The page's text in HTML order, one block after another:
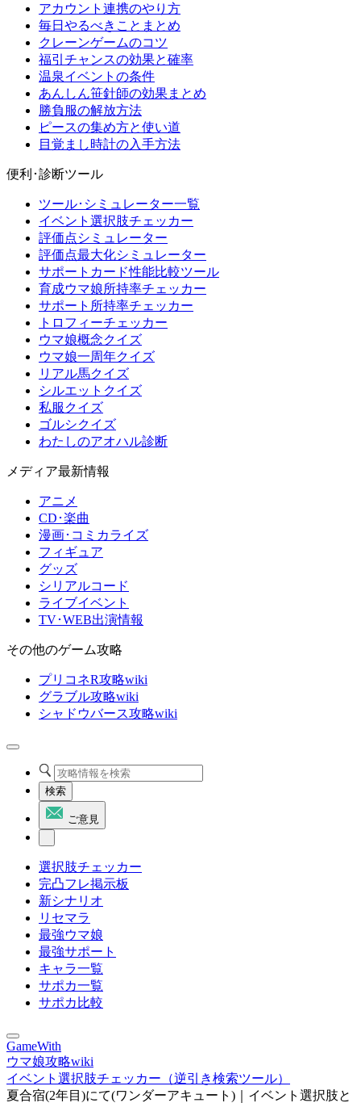
アカウント連携のやり方
毎日やるべきことまとめ
クレーンゲームのコツ
福引チャンスの効果と確率
温泉イベントの条件
あんしん笹針師の効果まとめ
勝負服の解放方法
ピースの集め方と使い道
目覚まし時計の入手方法
便利･診断ツール
ツール･シミュレーター一覧
イベント選択肢チェッカー
評価点シミュレーター
評価点最大化シミュレーター
サポートカード性能比較ツール
育成ウマ娘所持率チェッカー
サポート所持率チェッカー
トロフィーチェッカー
ウマ娘概念クイズ
ウマ娘一周年クイズ
リアル馬クイズ
シルエットクイズ
私服クイズ
ゴルシクイズ
わたしのアオハル診断
メディア最新情報
アニメ
CD･楽曲
漫画･コミカライズ
フィギュア
グッズ
シリアルコード
ライブイベント
TV･WEB出演情報
その他のゲーム攻略
プリコネR攻略wiki
グラブル攻略wiki
シャドウバース攻略wiki
検索
ご意見
選択肢チェッカー
完凸フレ掲示板
新シナリオ
リセマラ
最強ウマ娘
最強サポート
キャラ一覧
サポカ一覧
サポカ比較
GameWith
ウマ娘攻略wiki
イベント選択肢チェッカー（逆引き検索ツール）
夏合宿(2年目)にて(ワンダーアキュート)｜イベント選択肢と